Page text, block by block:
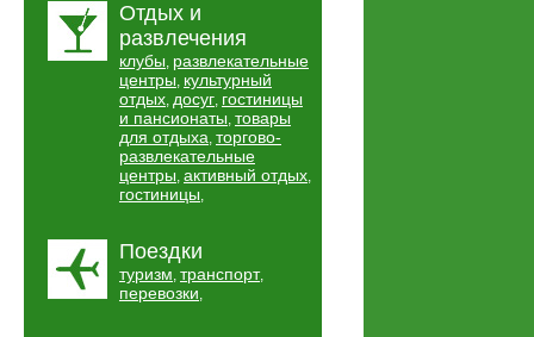
Отдых и
развлечения
клубы, развлекательные
центры, культурный
отдых, досуг, гостиницы
и пансионаты, товары
для отдыха, торгово-
развлекательные
центры, активный отдых,
гостиницы,
Поездки
туризм, транспорт,
перевозки,